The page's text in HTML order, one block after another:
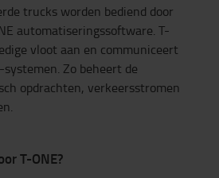
trucks worden bediend door
automatiseringssoftware. T-
vloot aan en communiceert
Zo beheert de
opdrachten, verkeersstromen
T-ONE?